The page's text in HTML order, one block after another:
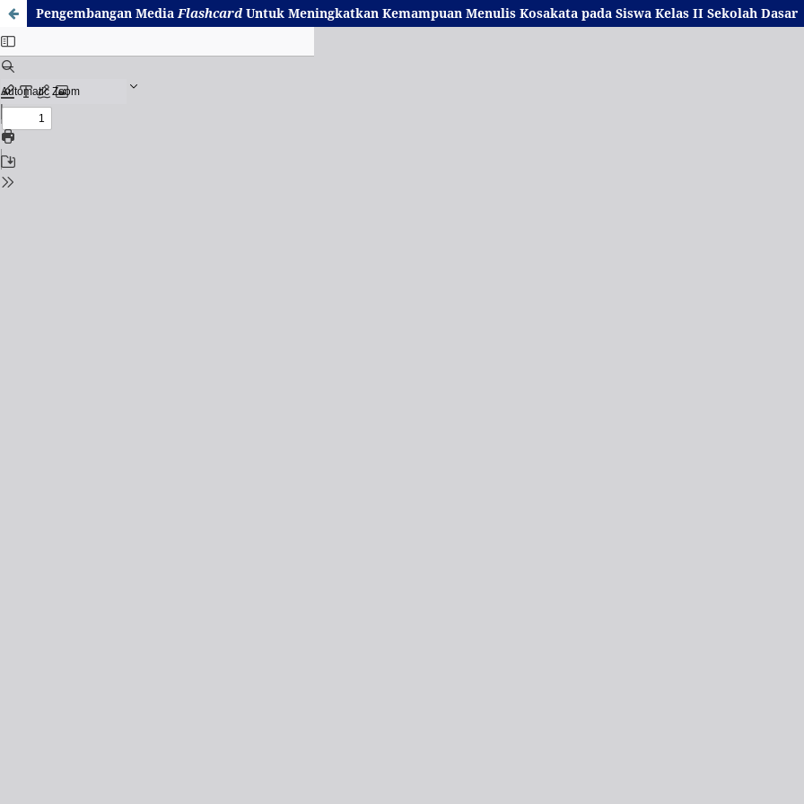
Pengembangan MediaFlashcard Untuk MeningkatkanKemampuan Menulis Kosakata pada Siswa Kelas II Sekolah Dasar